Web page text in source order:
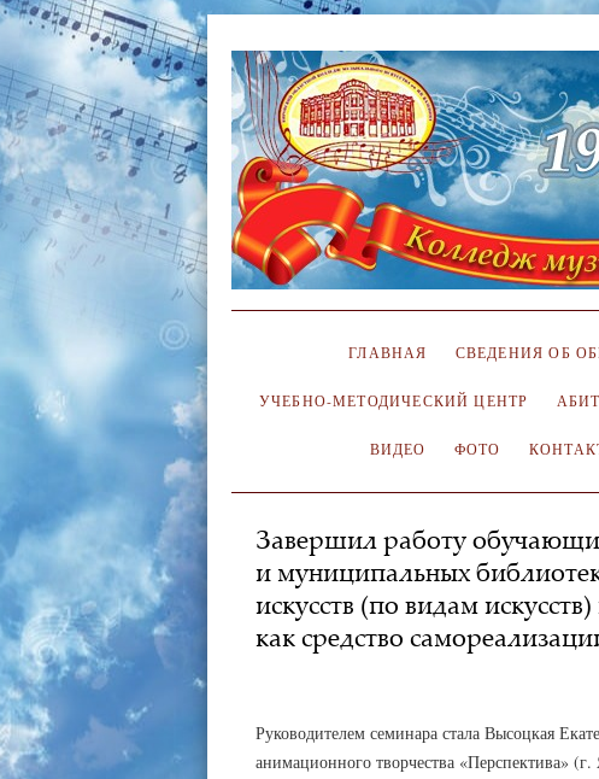
ГЛАВНАЯ СВЕДЕНИЯ ОБ
УЧЕБНО-МЕТОДИЧЕСКИЙ ЦЕНТР
ВИДЕО ФОТО
Завершил работу
и муниципальных
искусств (по видам
как средство
Руководителем семинара стала Высоцкая
анимационного творчества «Перспектива» (г.